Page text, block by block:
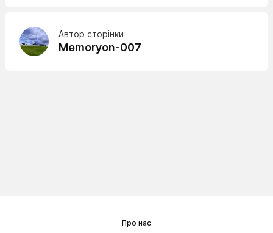
Автор сторінки
Memoryon-007
Про нас